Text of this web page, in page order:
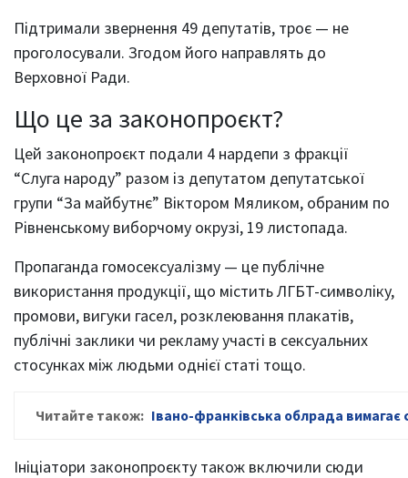
Підтримали звернення 49 депутатів, троє — не
проголосували. Згодом його направлять до
Верховної Ради.
Що це за законопроєкт?
Цей законопроєкт подали 4 нардепи з фракції
“Слуга народу” разом із депутатом депутатської
групи “За майбутнє” Віктором Мяликом, обраним по
Рівненському виборчому окрузі, 19 листопада.
Пропаганда гомосексуалізму — це публічне
використання продукції, що містить ЛГБТ-символіку,
промови, вигуки гасел, розклеювання плакатів,
публічні заклики чи рекламу участі в сексуальних
стосунках між людьми однієї статі тощо.
Читайте також: Івано-франківська облрада
Ініціатори законопроєкту також включили сюди